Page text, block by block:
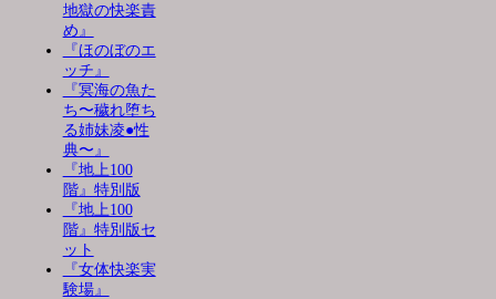
地獄の快楽責
め』
『ほのぼのエ
ッチ』
『冥海の魚た
ち〜穢れ堕ち
る姉妹凌●性
典〜』
『地上100
階』特別版
『地上100
階』特別版セ
ット
『女体快楽実
験場』